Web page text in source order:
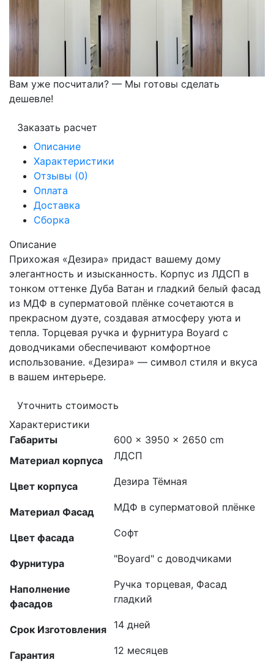
Вам уже посчитали? — Мы готовы сделать
дешевле!
Заказать расчет
Описание
Характеристики
Отзывы (0)
Оплата
Доставка
Сборка
Описание
Прихожая «Дезира» придаст вашему дому
элегантность и изысканность. Корпус из ЛДСП в
тонком оттенке Дуба Ватан и гладкий белый фасад
из МДФ в суперматовой плёнке сочетаются в
прекрасном дуэте, создавая атмосферу уюта и
тепла. Торцевая ручка и фурнитура Boyard с
доводчиками обеспечивают комфортное
использование. «Дезира» — символ стиля и вкуса
в вашем интерьере.
Уточнить стоимость
Характеристики
Габариты
600 × 3950 × 2650 cm
Материал корпуса
ЛДСП
Цвет корпуса Дезира Тёмная
Материал Фасад МДФ в суперматовой плёнке
Цвет фасада Софт
Фурнитура "Boyard" с доводчиками
Наполнение
фасадов
Ручка торцевая, Фасад
гладкий
Срок Изготовления 14 дней
Гарантия 12 месяцев